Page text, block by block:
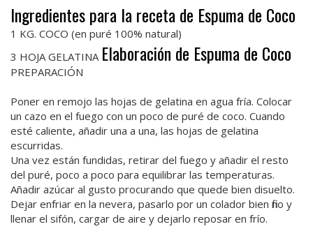
Ingredientes para la receta de Espuma de Coco
1 KG. COCO (en puré 100% natural)
3 HOJA GELATINA Elaboración de Espuma de Coco
PREPARACIÓN
Poner en remojo las hojas de gelatina en agua fría. Colocar
un cazo en el fuego con un poco de puré de coco. Cuando
esté caliente, añadir una a una, las hojas de gelatina
escurridas.
Una vez están fundidas, retirar del fuego y añadir el resto
del puré, poco a poco para equilibrar las temperaturas.
Añadir azúcar al gusto procurando que quede bien disuelto.
Dejar enfriar en la nevera, pasarlo por un colador bien fino y
llenar el sifón, cargar de aire y dejarlo reposar en frío.